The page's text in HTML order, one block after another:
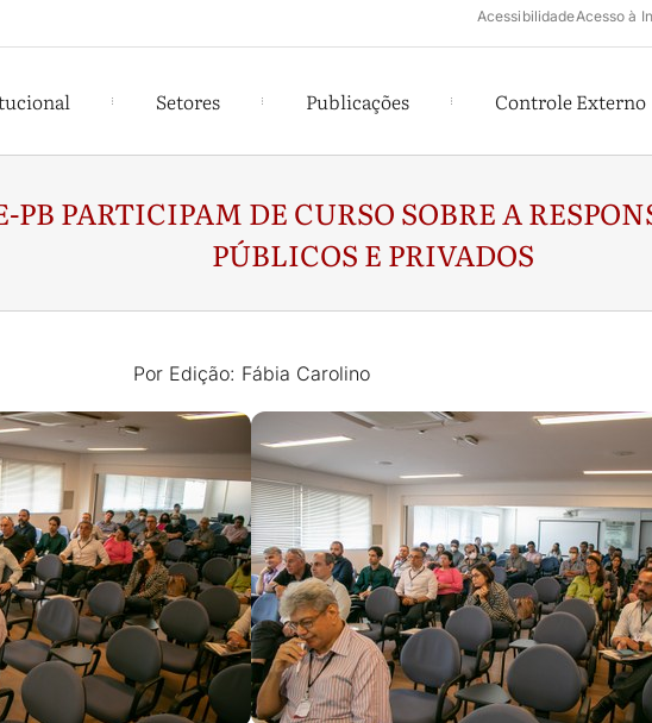
AcessibilidadeAcesso à
Setores Publicações Controle Externo
PB PARTICIPAM DE CURSO SOBRE A
PÚBLICOS E PRIVADOS
Por Edição: Fábia Carolino